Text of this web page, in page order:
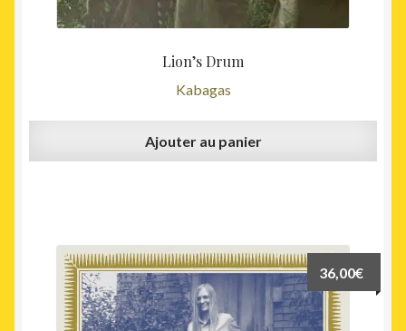
Lion’s Drum
Kabagas
Ajouter au panier
36,00€